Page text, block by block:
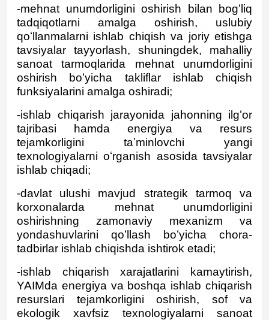
-mehnat unumdorligini oshirish bilan bogʻliq
tadqiqotlarni amalga oshirish, uslubiy
qoʻllanmalarni ishlab chiqish va joriy etishga
tavsiyalar tayyorlash, shuningdek, mahalliy
sanoat tarmoqlarida mehnat unumdorligini
oshirish boʻyicha takliflar ishlab chiqish
funksiyalarini amalga oshiradi;
-ishlab chiqarish jarayonida jahonning ilgʻor
tajribasi hamda energiya va resurs
tejamkorligini taʼminlovchi yangi
texnologiyalarni oʻrganish asosida tavsiyalar
ishlab chiqadi;
-davlat ulushi mavjud strategik tarmoq va
korxonalarda mehnat unumdorligini
oshirishning zamonaviy mexanizm va
yondashuvlarini qoʻllash boʻyicha chora-
tadbirlar ishlab chiqishda ishtirok etadi;
-ishlab chiqarish xarajatlarini kamaytirish,
YAIMda energiya va boshqa ishlab chiqarish
resurslari tejamkorligini oshirish, sof va
ekologik xavfsiz texnologiyalarni sanoat